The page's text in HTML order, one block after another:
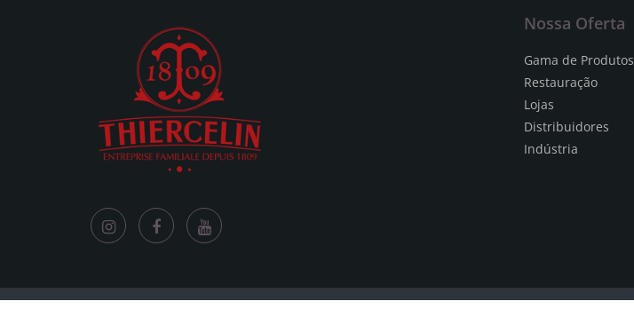
Nossa Oferta
Gama de Produtos
Restauração
Lojas
Distribuidores
Indústria